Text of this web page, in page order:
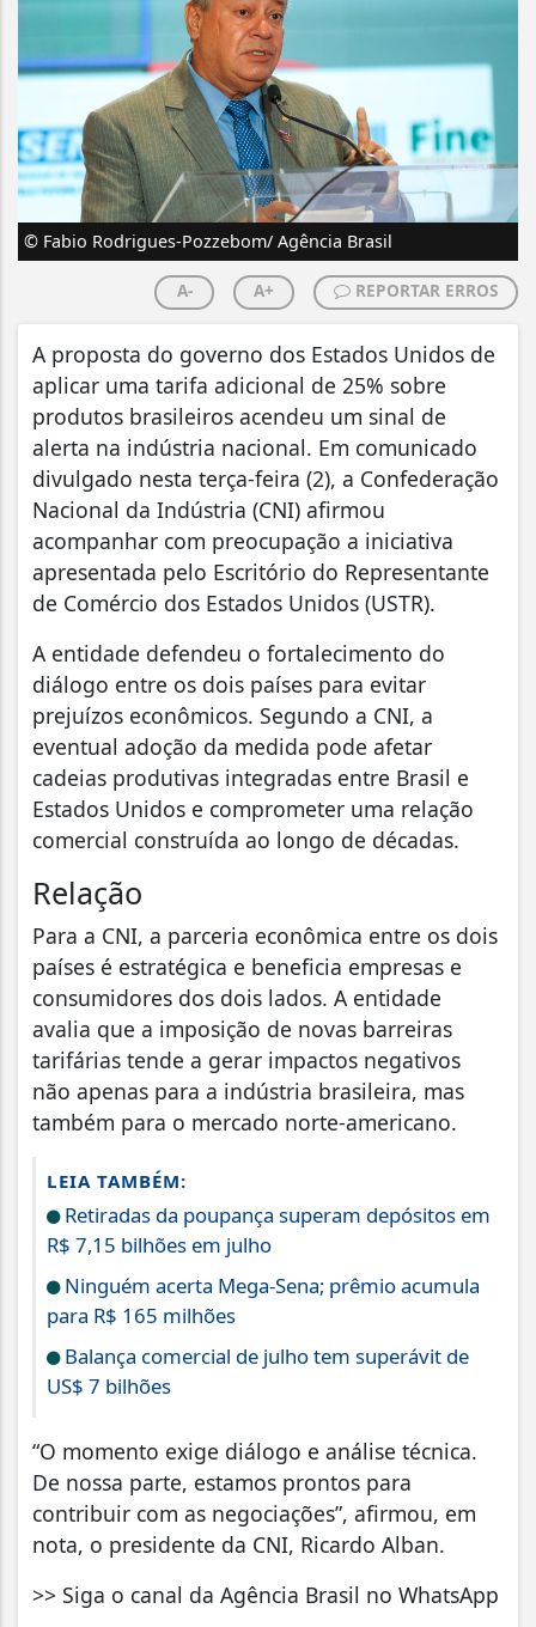
© Fabio Rodrigues-Pozzebom/ Agência Brasil
A- A+ REPORTAR ERROS
A proposta do governo dos Estados Unidos de
aplicar uma tarifa adicional de 25% sobre
produtos brasileiros acendeu um sinal de
alerta na indústria nacional. Em comunicado
divulgado nesta terça-feira (2), a Confederação
Nacional da Indústria (CNI) afirmou
acompanhar com preocupação a iniciativa
apresentada pelo Escritório do Representante
de Comércio dos Estados Unidos (USTR).
A entidade defendeu o fortalecimento do
diálogo entre os dois países para evitar
prejuízos econômicos. Segundo a CNI, a
eventual adoção da medida pode afetar
cadeias produtivas integradas entre Brasil e
Estados Unidos e comprometer uma relação
comercial construída ao longo de décadas.
Relação
Para a CNI, a parceria econômica entre os dois
países é estratégica e beneficia empresas e
consumidores dos dois lados. A entidade
avalia que a imposição de novas barreiras
tarifárias tende a gerar impactos negativos
não apenas para a indústria brasileira, mas
também para o mercado norte-americano.
LEIA TAMBÉM:
Retiradas da poupança superam depósitos em
R$ 7,15 bilhões em julho
Ninguém acerta Mega-Sena; prêmio acumula
para R$ 165 milhões
Balança comercial de julho tem superávit de
US$ 7 bilhões
“O momento exige diálogo e análise técnica.
De nossa parte, estamos prontos para
contribuir com as negociações”, afirmou, em
nota, o presidente da CNI, Ricardo Alban.
>> Siga o canal da Agência Brasil no WhatsApp